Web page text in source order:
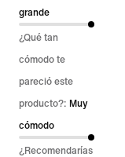
de
5
grande
¿Qué tan
cómodo te
pareció este
producto?: Muy
cómodo
¿Recomendarías